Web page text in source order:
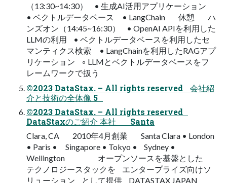
（13:30~14:30） • 生成AI活用アプリケーション
• ベクトルデータベース • LangChain 休憩 ハ
ンズオン（14:45~16:30） • OpenAI APIを利用した
LLMの利用 • ベクトルデータベースを利用したセ
マンティクス検索 • LangChainを利用したRAGアプ
リケーション ◦ LLMとベクトルデータベースをフ
レームワークで扱う
©2023 DataStax. – All rights reserved 会社紹
介と技術の全体像 5
©2023 DataStax. – All rights reserved
DataStaxのご紹介 本社 Santa
Clara, CA 2010年4月創業 Santa Clara • London
• Paris • Singapore • Tokyo • Sydney •
Wellington オープンソースを基盤とした
テクノロジースタックを エンタープライズ向けソ
リューション として提供 DATASTAX JAPAN